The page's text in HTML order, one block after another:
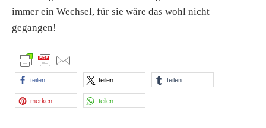
immer ein Wechsel, für sie wäre das wohl nicht
gegangen!
teilen teilen teilen
merken teilen